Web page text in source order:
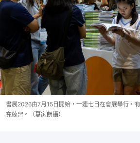
書展2026由7月15日開始，一連七日在會展舉行，
充練習。（夏家朗攝）